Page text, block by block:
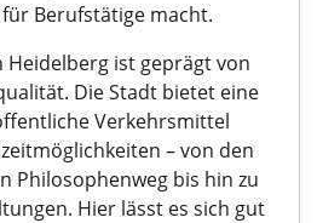
Berufstätige macht.
Heidelberg ist geprägt von
Die Stadt bietet eine
Verkehrsmittel
– von den
Philosophenweg bis hin zu
Hier lässt es sich gut